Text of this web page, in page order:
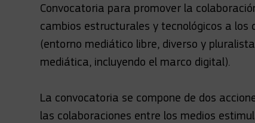
Convocatoria para promover la
cambios estructurales y tecnológicos a los
(entorno mediático libre, diverso y
mediática, incluyendo el marco digital).
La convocatoria se compone de dos
las colaboraciones entre los medios